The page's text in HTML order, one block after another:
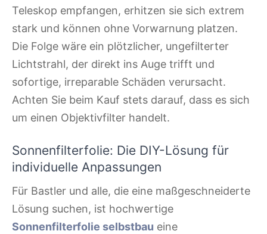
Teleskop empfangen, erhitzen sie sich extrem
stark und können ohne Vorwarnung platzen.
Die Folge wäre ein plötzlicher, ungefilterter
Lichtstrahl, der direkt ins Auge trifft und
sofortige, irreparable Schäden verursacht.
Achten Sie beim Kauf stets darauf, dass es sich
um einen Objektivfilter handelt.
Sonnenfilterfolie: Die DIY-Lösung für
individuelle Anpassungen
Für Bastler und alle, die eine maßgeschneiderte
Lösung suchen, ist hochwertige
Sonnenfilterfolie selbstbau eine